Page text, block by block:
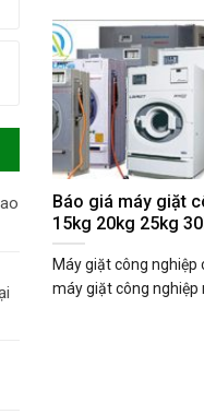
Báo giá máy giặt
15kg 20kg 25kg
Máy giặt công nghiệp
máy giặt công nghiệp